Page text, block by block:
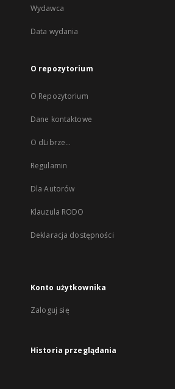
Wydawca
Data wydania
O repozytorium
O Repozytorium
Dane kontaktowe
O dLibrze...
Regulamin
Dla Autorów
Klauzula RODO
Deklaracja dostępności
Konto użytkownika
Zaloguj się
Historia przeglądania